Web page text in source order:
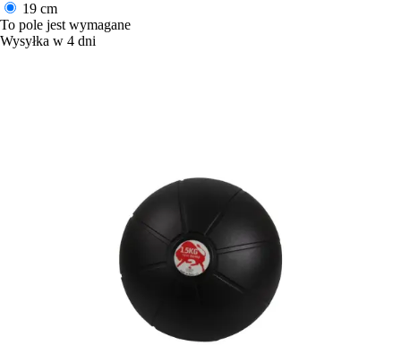
19 cm
To pole jest wymagane
Wysyłka w 4 dni